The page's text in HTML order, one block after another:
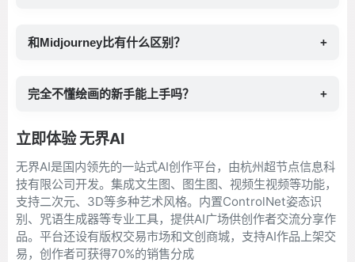
和Midjourney比有什么区别？ +
完全不懂绘画的新手能上手吗？ +
立即体验 无界AI
无界AI是国内领先的一站式AI创作平台，由杭州超节点信息科
技有限公司开发。集成文生图、图生图、视频生视频等功能，
支持二次元、3D等多种艺术风格。内置ControlNet姿态识
别、咒语生成器等专业工具，提供AI广场供创作者交流分享作
品。平台还设有版权交易市场和文创商城，支持AI作品上架交
易，创作者可获得70%的销售分成